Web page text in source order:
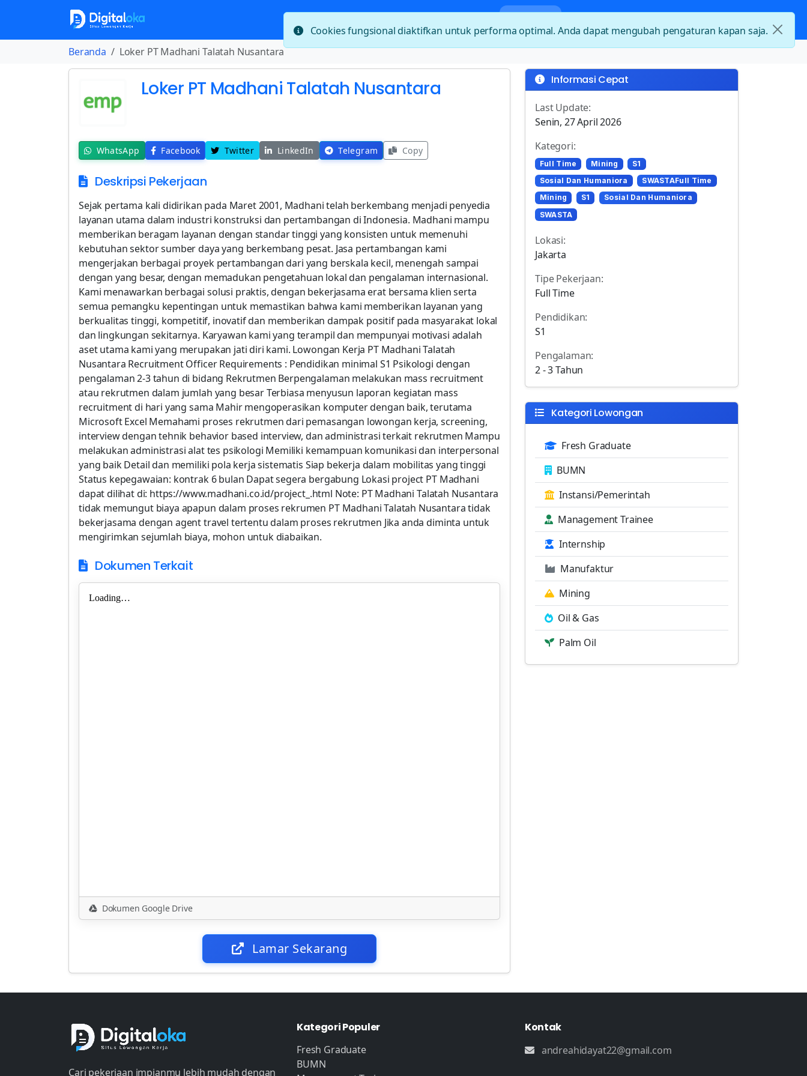
Beranda Loker PT Madhani Talatah Nusantara
Loker PT Madhani Talatah Nusantara
WhatsApp Facebook Twitter LinkedIn Telegram Copy
Deskripsi Pekerjaan
Sejak pertama kali didirikan pada Maret 2001, Madhani telah berkembang menjadi penyedia
layanan utama dalam industri konstruksi dan pertambangan di Indonesia. Madhani mampu
memberikan beragam layanan dengan standar tinggi yang konsisten untuk memenuhi
kebutuhan sektor sumber daya yang berkembang pesat. Jasa pertambangan kami
mengerjakan berbagai proyek pertambangan dari yang berskala kecil, menengah sampai
dengan yang besar, dengan memadukan pengetahuan lokal dan pengalaman internasional.
Kami menawarkan berbagai solusi praktis, dengan bekerjasama erat bersama klien serta
semua pemangku kepentingan untuk memastikan bahwa kami memberikan layanan yang
berkualitas tinggi, kompetitif, inovatif dan memberikan dampak positif pada masyarakat lokal
dan lingkungan sekitarnya. Karyawan kami yang terampil dan mempunyai motivasi adalah
aset utama kami yang merupakan jati diri kami. Lowongan Kerja PT Madhani Talatah
Nusantara Recruitment Officer Requirements : Pendidikan minimal S1 Psikologi dengan
pengalaman 2-3 tahun di bidang Rekrutmen Berpengalaman melakukan mass recruitment
atau rekrutmen dalam jumlah yang besar Terbiasa menyusun laporan kegiatan mass
recruitment di hari yang sama Mahir mengoperasikan komputer dengan baik, terutama
Microsoft Excel Memahami proses rekrutmen dari pemasangan lowongan kerja, screening,
interview dengan tehnik behavior based interview, dan administrasi terkait rekrutmen Mampu
melakukan administrasi alat tes psikologi Memiliki kemampuan komunikasi dan interpersonal
yang baik Detail dan memiliki pola kerja sistematis Siap bekerja dalam mobilitas yang tinggi
Status kepegawaian: kontrak 6 bulan Dapat segera bergabung Lokasi project PT Madhani
dapat dilihat di: https://www.madhani.co.id/project_.html Note: PT Madhani Talatah Nusantara
tidak memungut biaya apapun dalam proses rekrumen PT Madhani Talatah Nusantara tidak
bekerjasama dengan agent travel tertentu dalam proses rekrutmen Jika anda diminta untuk
mengirimkan sejumlah biaya, mohon untuk diabaikan.
Dokumen Terkait
Dokumen Google Drive
Lamar Sekarang
Informasi Cepat
Last Update:
Senin, 27 April 2026
Kategori:
Full Time Mining
S1
Sosial Dan Humaniora
SWASTAFull Time
Mining
S1
Sosial Dan Humaniora
SWASTA
Lokasi:
Jakarta
Tipe Pekerjaan:
Full Time
Pendidikan:
S1
Pengalaman:
2 - 3 Tahun
Kategori Lowongan
Fresh Graduate
BUMN
Instansi/Pemerintah
Management Trainee
Internship
Manufaktur
Mining
Oil & Gas
Palm Oil
Cari pekerjaan impianmu lebih mudah dengan
Kategori Populer
Fresh Graduate
BUMN
Kontak
andreahidayat22@gmail.com
Cookies fungsional diaktifkan untuk performa optimal. Anda dapat mengubah pengaturan kapan saja.